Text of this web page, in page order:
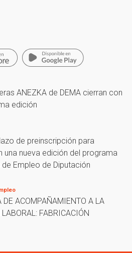
ANEZKA de DEMA cierran con
edición
de preinscripción para
una nueva edición del programa
Empleo de Diputación
DE ACOMPAÑAMIENTO A LA
FABRICACIÓN